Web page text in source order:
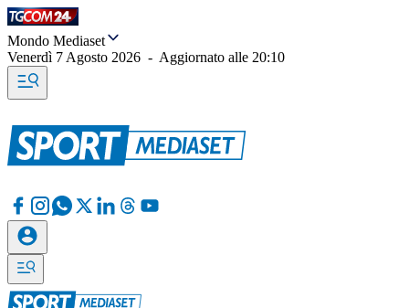
Mondo Mediaset
Venerdì 7 Agosto 2026 - Aggiornato alle 20:10